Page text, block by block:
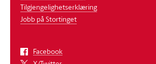
Tilgjengelighetserklæring
Jobb på Stortinget
Facebook